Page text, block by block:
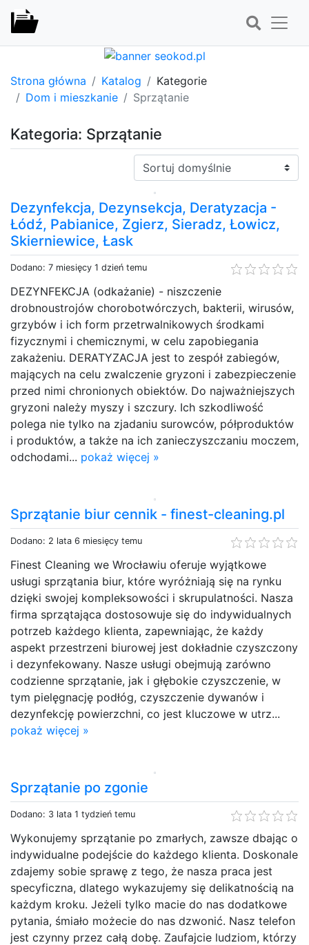
Strona główna Katalog
Kategorie
Dom i mieszkanie
Sprzątanie
Kategoria: Sprzątanie
Sortuj:
Dezynfekcja, Dezynsekcja, Deratyzacja -
Łódź, Pabianice, Zgierz, Sieradz, Łowicz,
Skierniewice, Łask
Dodano: 7 miesięcy 1 dzień temu
DEZYNFEKCJA (odkażanie) - niszczenie
drobnoustrojów chorobotwórczych, bakterii, wirusów,
grzybów i ich form przetrwalnikowych środkami
fizycznymi i chemicznymi, w celu zapobiegania
zakażeniu. DERATYZACJA jest to zespół zabiegów,
mających na celu zwalczenie gryzoni i zabezpieczenie
przed nimi chronionych obiektów. Do najważniejszych
gryzoni należy myszy i szczury. Ich szkodliwość
polega nie tylko na zjadaniu surowców, półproduktów
i produktów, a także na ich zanieczyszczaniu moczem,
odchodami... pokaż więcej »
Sprzątanie biur cennik - finest-cleaning.pl
Dodano: 2 lata 6 miesięcy temu
Finest Cleaning we Wrocławiu oferuje wyjątkowe
usługi sprzątania biur, które wyróżniają się na rynku
dzięki swojej kompleksowości i skrupulatności. Nasza
firma sprzątająca dostosowuje się do indywidualnych
potrzeb każdego klienta, zapewniając, że każdy
aspekt przestrzeni biurowej jest dokładnie czyszczony
i dezynfekowany. Nasze usługi obejmują zarówno
codzienne sprzątanie, jak i głębokie czyszczenie, w
tym pielęgnację podłóg, czyszczenie dywanów i
dezynfekcję powierzchni, co jest kluczowe w utrz...
pokaż więcej »
Sprzątanie po zgonie
Dodano: 3 lata 1 tydzień temu
Wykonujemy sprzątanie po zmarłych, zawsze dbając o
indywidualne podejście do każdego klienta. Doskonale
zdajemy sobie sprawę z tego, że nasza praca jest
specyficzna, dlatego wykazujemy się delikatnością na
każdym kroku. Jeżeli tylko macie do nas dodatkowe
pytania, śmiało możecie do nas dzwonić. Nasz telefon
jest czynny przez całą dobę. Zaufajcie ludziom, którzy